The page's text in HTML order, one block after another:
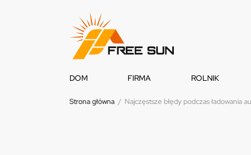
DOM FIRMA ROLNIK
Strona główna / Najczęstsze błędy podczas ładowania